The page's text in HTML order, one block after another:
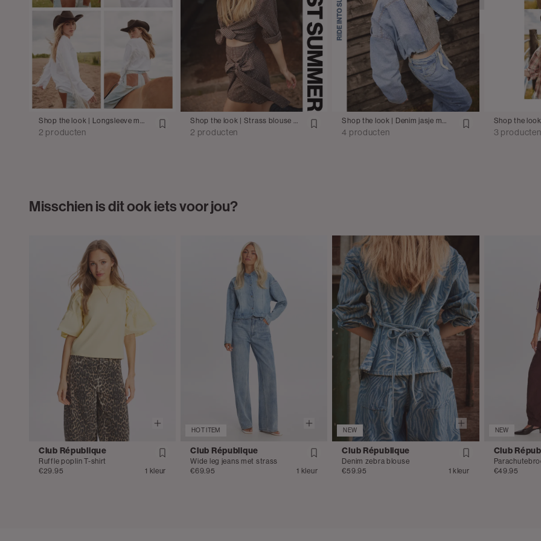
CLUB
Geruite
Selecteer
CLUB
Wikkelrok
Shop the look | Longsleeve met franjes met jeans
2 producten
Shop the look | Strass blouse met mini rok
2 producten
Shop the look | Denim jasje met jeans
4 producten 3 producten
Misschien is dit ook iets voor jou?
Club République
Ruffle poplin T-shirt
€29.95
1 kleur
HOT ITEM
Club République
Wide leg jeans met strass
€69.95
1 kleur
NEW
Club République
Denim zebra blouse
€59.95
1 kleur
NEW
Club
€49.95